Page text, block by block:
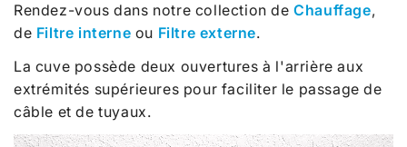
Rendez-vous dans notre collection deChauffage,
de Filtre interne ou Filtre externe.
La cuve possède deux ouvertures à l'arrière aux
extrémités supérieures pour faciliter le passage de
câble et de tuyaux.